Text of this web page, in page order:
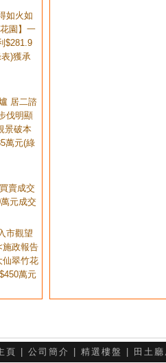
如火如
園】一
$281.9
)獲承
居二諮
伐明顯
景破本
萬元(綠
賣成交
元成交
市觀望
施政報告
仙翠竹花
萬元
頁 公司簡介 精選樓盤 田土